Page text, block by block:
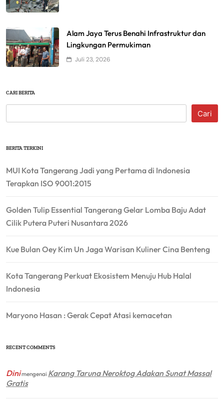
Alam Jaya Terus Benahi Infrastruktur dan
Lingkungan Permukiman
Juli 23, 2026
CARI BERITA
Cari
BERITA TERKINI
MUI Kota Tangerang Jadi yang Pertama di Indonesia
Terapkan ISO 9001:2015
Golden Tulip Essential Tangerang Gelar Lomba Baju Adat
Cilik Putera Puteri Nusantara 2026
Kue Bulan Oey Kim Un Jaga Warisan Kuliner Cina Benteng
Kota Tangerang Perkuat Ekosistem Menuju Hub Halal
Indonesia
Maryono Hasan : Gerak Cepat Atasi kemacetan
RECENT COMMENTS
Dinimengenai Karang Taruna Neroktog Adakan Sunat Massal
Gratis